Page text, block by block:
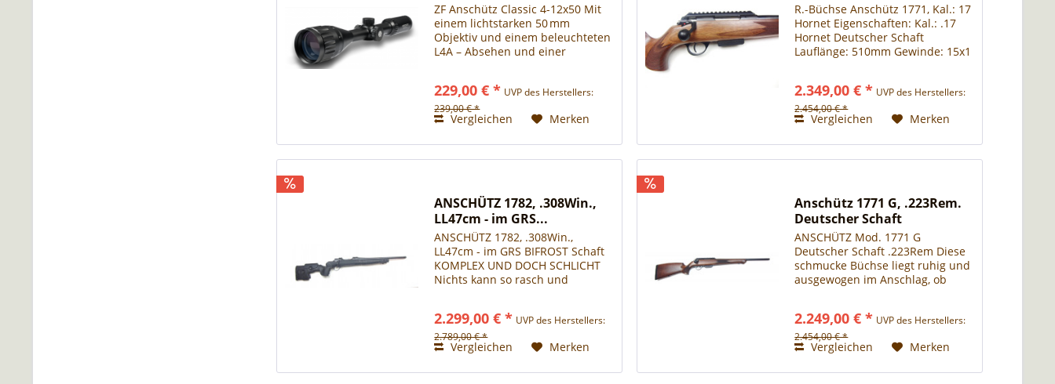
ZF Anschütz Classic 4-12x50 Mit
einem lichtstarken 50 mm
Objektiv und einem beleuchteten
L4A – Absehen und einer
besonders vielseitig einsetzbar –
auch bei schwächerem Licht.
Die...
229,00 € * UVP des Herstellers:
239,00 € *
Vergleichen Merken
R.-Büchse Anschütz 1771, Kal.: 17
Hornet Eigenschaften: Kal.: .17
Hornet Deutscher Schaft
Lauflänge: 510mm Gewinde: 15x1
2.349,00 € * UVP des Herstellers:
2.454,00 € *
Vergleichen Merken
ANSCHÜTZ 1782, .308Win.,
LL47cm - im GRS...
ANSCHÜTZ 1782, .308Win.,
LL47cm - im GRS BIFROST Schaft
KOMPLEX UND DOCH SCHLICHT
Nichts kann so rasch und
– wenn nichts ablenkt und alles
reine Konzentration ist, jede
Optik,...
2.299,00 € * UVP des Herstellers:
2.789,00 € *
Vergleichen Merken
Anschütz 1771 G, .223Rem.
Deutscher Schaft
ANSCHÜTZ Mod. 1771 G
Deutscher Schaft .223Rem Diese
schmucke Büchse liegt ruhig und
ausgewogen im Anschlag, ob
hochpräzise Punktschüsse, wie
Sie dies von unseren
ANSCHÜTZ...
2.249,00 € * UVP des Herstellers:
2.454,00 € *
Vergleichen Merken